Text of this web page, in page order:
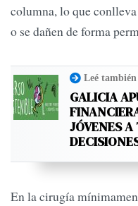
columna, lo que
o se dañen de forma
Leé también
GALICIA
JÓVENES A
En la cirugía